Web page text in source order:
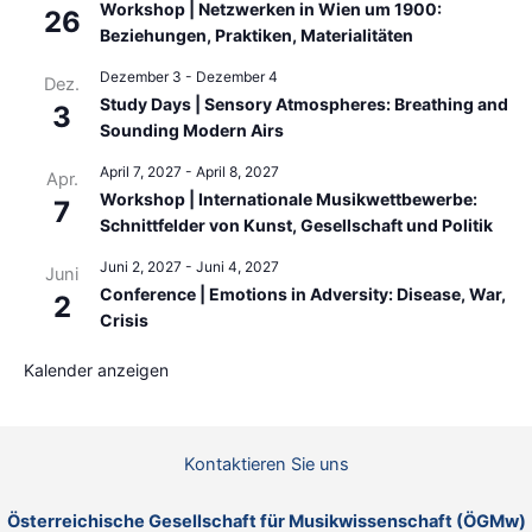
26
Workshop | Netzwerken in Wien um 1900:
Beziehungen, Praktiken, Materialitäten
Dez.
3
Dezember 3 - Dezember 4
Study Days | Sensory Atmospheres: Breathing and
Sounding Modern Airs
Apr.
7
April 7, 2027 - April 8, 2027
Workshop | Internationale Musikwettbewerbe:
Schnittfelder von Kunst, Gesellschaft und Politik
Juni
2
Juni 2, 2027 - Juni 4, 2027
Conference | Emotions in Adversity: Disease, War,
Crisis
Kalender anzeigen
Kontaktieren Sie uns
Österreichische Gesellschaft für Musikwissenschaft (ÖGMw)